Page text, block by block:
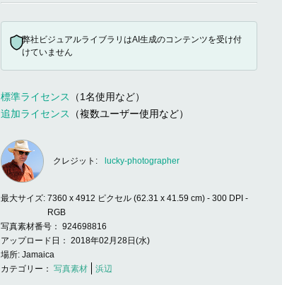
弊社ビジュアルライブラリはAI生成のコンテンツを受け付
けていません
標準ライセンス
（1名使用など）
追加ライセンス
（複数ユーザー使用など）
クレジット: lucky-photographer
最大サイズ: 7360 x 4912 ピクセル (62.31 x 41.59 cm) - 300 DPI -
RGB
写真素材番号： 924698816
アップロード日： 2018年02月28日(水)
場所: Jamaica
カテゴリー： 写真素材 浜辺